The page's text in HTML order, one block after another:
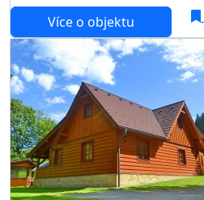
Více o objektu